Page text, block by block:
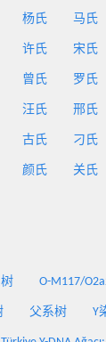
杨氏 马氏
许氏 宋氏
曾氏 罗氏
汪氏 邢氏
古氏 刁氏
颜氏 关氏
树 O-M117/
父系树 Y